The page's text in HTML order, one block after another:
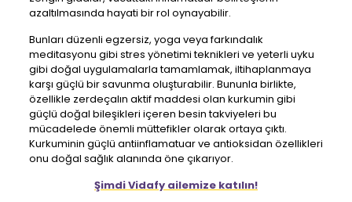
azaltılmasında hayati bir rol oynayabilir.
Bunları düzenli egzersiz, yoga veya farkındalık
meditasyonu gibi stres yönetimi teknikleri ve yeterli uyku
gibi doğal uygulamalarla tamamlamak, iltihaplanmaya
karşı güçlü bir savunma oluşturabilir. Bununla birlikte,
özellikle zerdeçalın aktif maddesi olan kurkumin gibi
güçlü doğal bileşikleri içeren besin takviyeleri bu
mücadelede önemli müttefikler olarak ortaya çıktı.
Kurkuminin güçlü antiinflamatuar ve antioksidan özellikleri
onu doğal sağlık alanında öne çıkarıyor.
Şimdi Vidafy ailemize katılın!